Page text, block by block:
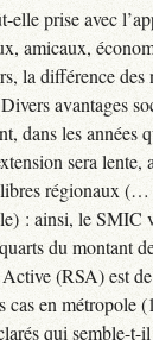
elle prise avec
amicaux,
la différence
avantages
dans les années
sera lente,
régionaux (…
: ainsi, le SMIC
du montant
(RSA) est
cas en métropole
qui semble-t-